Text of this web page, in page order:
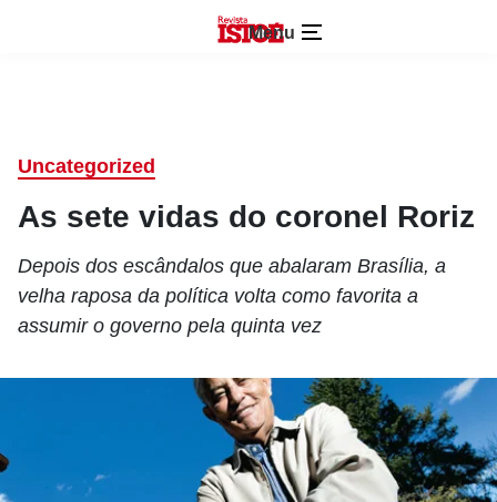
Menu
Uncategorized
As sete vidas do coronel Roriz
Depois dos escândalos que abalaram Brasília, a
velha raposa da política volta como favorita a
assumir o governo pela quinta vez